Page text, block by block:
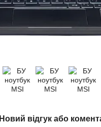
Новий відгук або